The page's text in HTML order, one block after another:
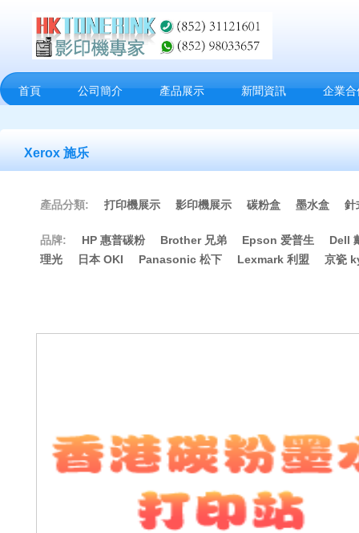
首頁 公司簡介 產品展示 新聞資訊 企業合
Xerox 施乐
產品分類: 打印機展示 影印機展示 碳粉盒 墨水盒 針
品牌: HP 惠普碳粉 Brother 兄弟 Epson 爱普生
Dell
理光
日本 OKI Panasonic 松下 Lexmark 利盟 京瓷